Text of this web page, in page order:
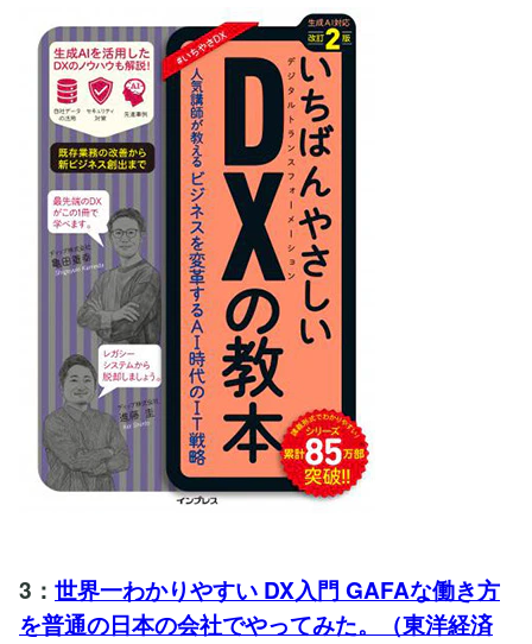
3： 世界一わかりやすい DX入門 GAFAな働き方
を普通の日本の会社でやってみた。（東洋経済